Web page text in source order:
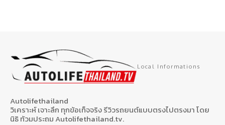
Local Informations
Autolifethailand
วิเคราะห์ เจาะลึก ทุกข้อเท็จจริง รีวิวรถยนต์แบบตรงไปตรงมา โดย
นิธิ ท้วมประถม Autolifethailand.tv.